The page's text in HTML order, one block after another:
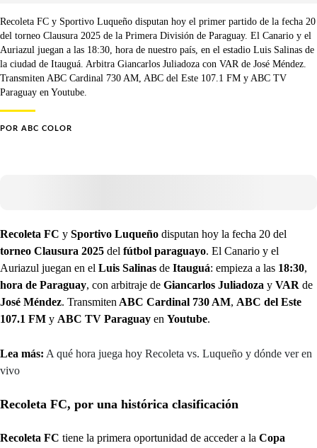
Recoleta FC y Sportivo Luqueño disputan hoy el primer partido de la fecha 20
del torneo Clausura 2025 de la Primera División de Paraguay. El Canario y el
Auriazul juegan a las 18:30, hora de nuestro país, en el estadio Luis Salinas de
la ciudad de Itauguá. Arbitra Giancarlos Juliadoza con VAR de José Méndez.
Transmiten ABC Cardinal 730 AM, ABC del Este 107.1 FM y ABC TV
Paraguay en Youtube.
POR ABC COLOR
Recoleta FC y Sportivo Luqueño disputan hoy la fecha 20 del
torneo Clausura 2025 del fútbol paraguayo. El Canario y el
Auriazul juegan en el Luis Salinas de Itauguá: empieza a las 18:30,
hora de Paraguay, con arbitraje de Giancarlos Juliadoza y VAR de
José Méndez. Transmiten ABC Cardinal 730 AM, ABC del Este
107.1 FM y ABC TV Paraguay en Youtube.
Lea más: A qué hora juega hoy Recoleta vs. Luqueño y dónde ver en
vivo
Recoleta FC, por una histórica clasificación
Recoleta FC tiene la primera oportunidad de acceder a la Copa